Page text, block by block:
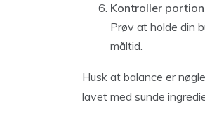
Kontroller
Prøv at holde din
måltid.
Husk at balance er
lavet med sunde